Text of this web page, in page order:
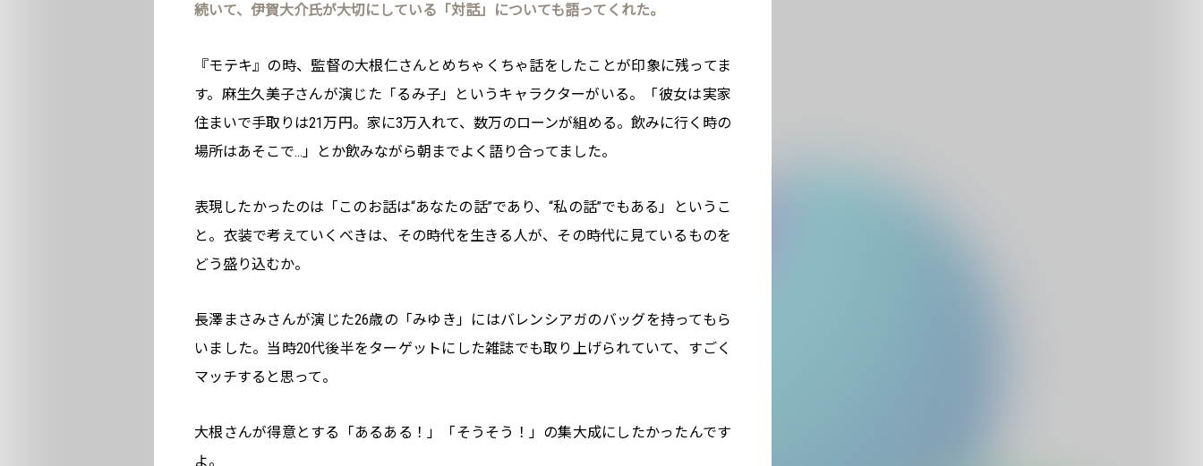
続いて、伊賀大介氏が大切にしている「対話」についても語ってくれた。
『モテキ』の時、監督の大根仁さんとめちゃくちゃ話をしたことが印象に残ってま
す。麻生久美子さんが演じた「るみ子」というキャラクターがいる。「彼女は実家
住まいで手取りは21万円。家に3万入れて、数万のローンが組める。飲みに行く時の
場所はあそこで…」とか飲みながら朝までよく語り合ってました。
表現したかったのは「このお話は“あなたの話”であり、“私の話”でもある」というこ
と。衣装で考えていくべきは、その時代を生きる人が、その時代に見ているものを
どう盛り込むか。
長澤まさみさんが演じた26歳の「みゆき」にはバレンシアガのバッグを持ってもら
いました。当時20代後半をターゲットにした雑誌でも取り上げられていて、すごく
マッチすると思って。
大根さんが得意とする「あるある！」「そうそう！」の集大成にしたかったんです
よ。